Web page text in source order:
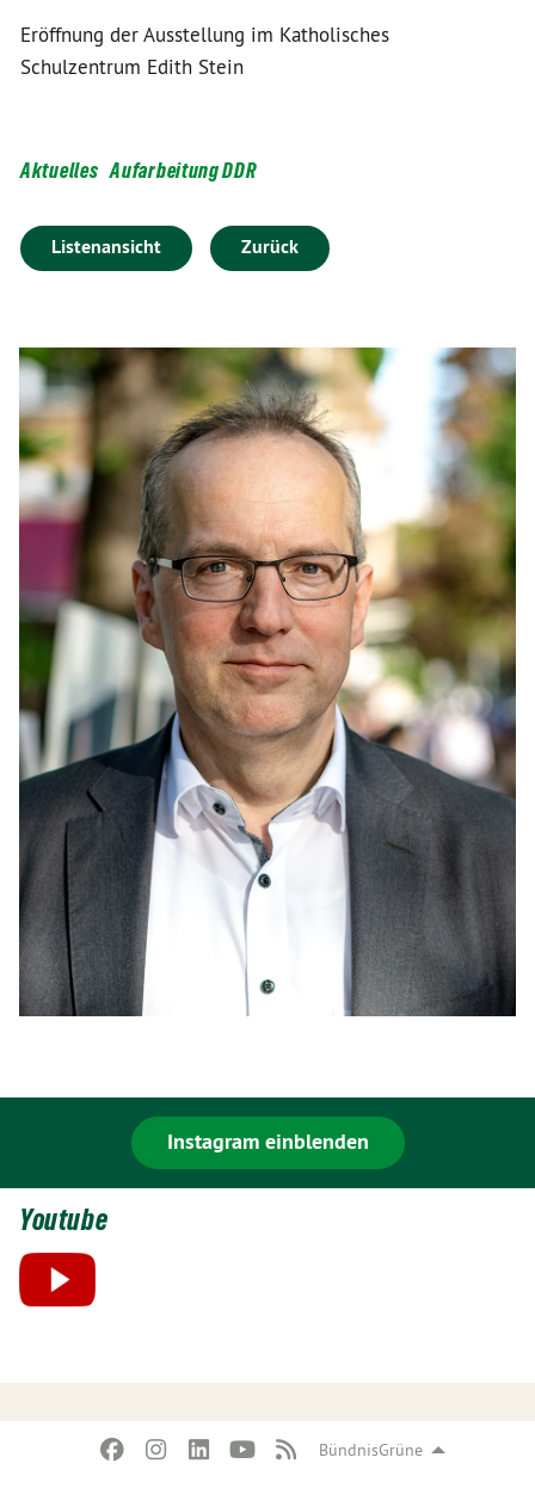
BündnisGrüne
Eröffnung der Ausstellung im Katholisches
Schulzentrum Edith Stein
Aktuelles Aufarbeitung DDR
Listenansicht Zurück
Instagram einblenden
Youtube